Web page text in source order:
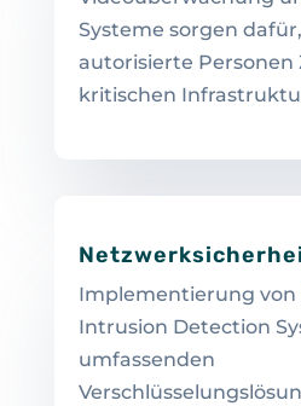
Systeme sorgen
autorisierte
kritischen
Implementierung von
Intrusion Detection
umfassenden